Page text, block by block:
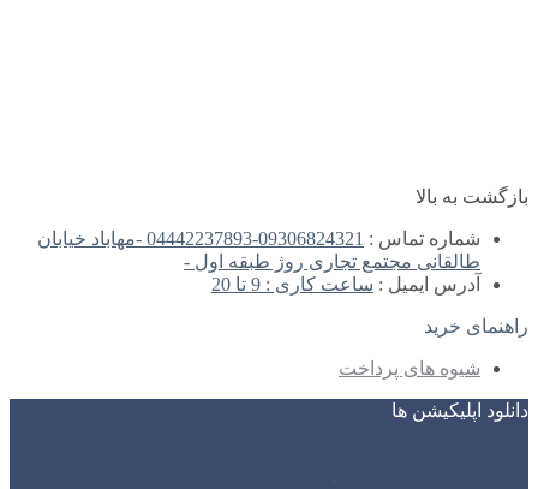
بازگشت به بالا
شماره تماس :
09306824321-04442237893 -مهاباد خیابان
طالقانی مجتمع تجاری روژ طبقه اول -
آدرس ایمیل : ساعت کاری : 9 تا 20
راهنمای خرید
شیوه های پرداخت
دانلود اپلیکیشن ها